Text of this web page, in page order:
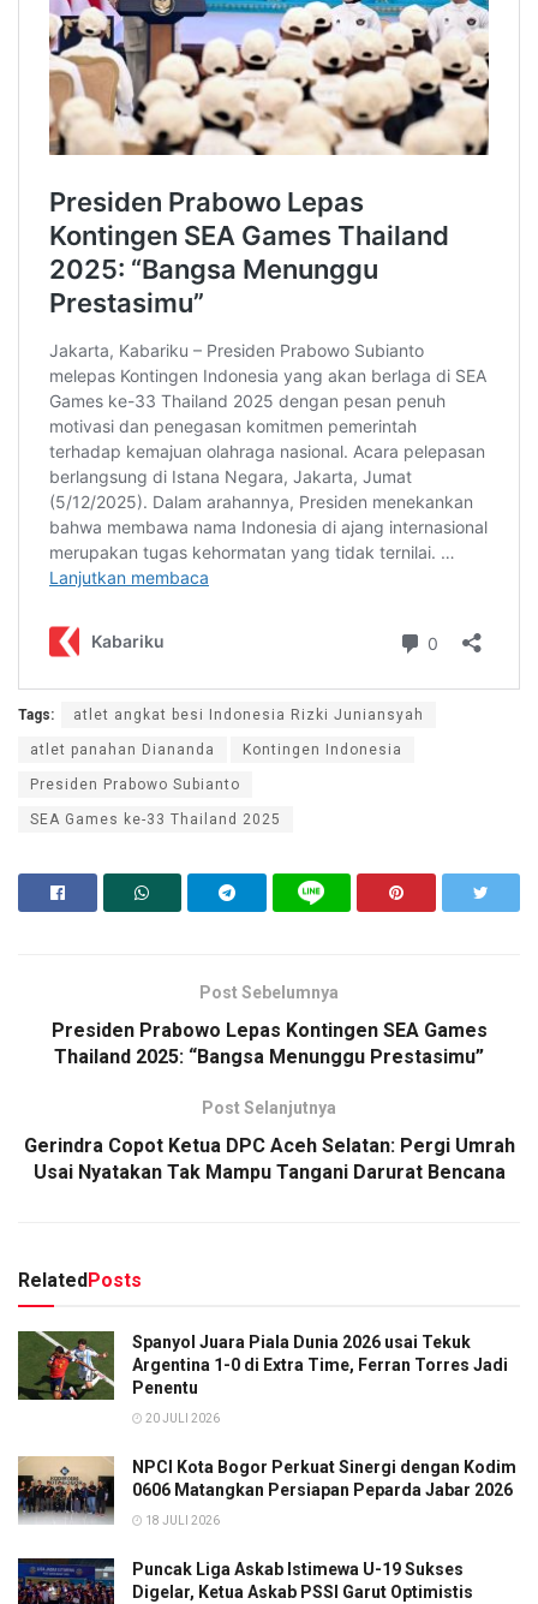
Tags: atlet angkat besi Indonesia Rizki Juniansyah
atlet panahan Diananda Kontingen Indonesia
Presiden Prabowo Subianto
SEA Games ke-33 Thailand 2025
Post Sebelumnya
Presiden Prabowo Lepas Kontingen SEA Games
Thailand 2025: “Bangsa Menunggu Prestasimu”
Post Selanjutnya
Gerindra Copot Ketua DPC Aceh Selatan: Pergi Umrah
Usai Nyatakan Tak Mampu Tangani Darurat Bencana
RelatedPosts
Spanyol Juara Piala Dunia 2026 usai Tekuk
Argentina 1-0 di Extra Time, Ferran Torres Jadi
Penentu
20 JULI 2026
NPCI Kota Bogor Perkuat Sinergi dengan Kodim
0606 Matangkan Persiapan Peparda Jabar 2026
18 JULI 2026
Puncak Liga Askab Istimewa U-19 Sukses
Digelar, Ketua Askab PSSI Garut Optimistis